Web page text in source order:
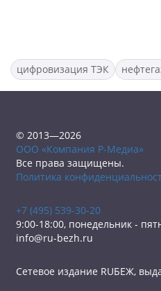
цифровизация ТЭК
© 2013—2026
ООО «Компания Р-Медиа»
Все права защищены.
Политика
+7 (495) 539-30-20
9:00-18:00, понедельник -
info@ru-bezh.ru
Сетевое издание RUБЕЖ,